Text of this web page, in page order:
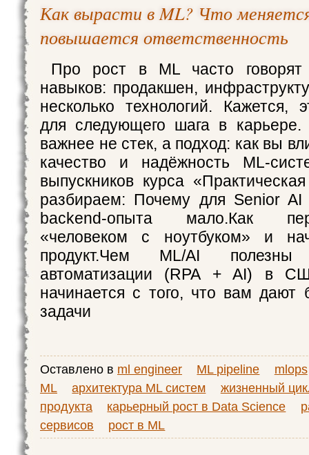
Как вырасти в ML? Что
повышается ответственность
Про рост в ML часто
навыков: продакшен,
несколько технологий. Кажется,
для следующего шага в
важнее не стек, а подход: как вы
качество и надёжность ML-
выпускников курса
разбираем: Почему для Senior AI
backend-опыта мало.Как
«человеком с ноутбуком» и
продукт.Чем ML/AI
автоматизации (RPA + AI) в
начинается с того, что вам дают
задачи
Оставлено в ml engineer ML pipeline
mlops
ML
архитектура ML систем
жизненный
продукта
карьерный рост в Data Science
сервисов
рост в ML